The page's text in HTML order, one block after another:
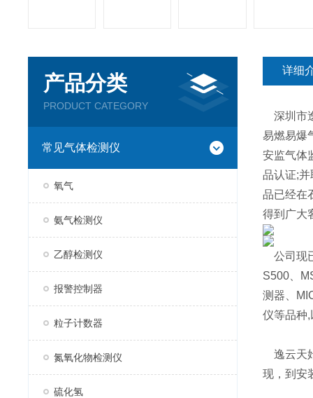
产品分类
PRODUCT CATEGORY
常见气体检测仪
氧气
氨气检测仪
乙醇检测仪
报警控制器
粒子计数器
氮氧化物检测仪
硫化氢
详细
深圳市
易燃易爆
安监气体
品认证;
品已经在
得到广大
公司现
S500、
测器、
仪等品种
逸云天
现，到安